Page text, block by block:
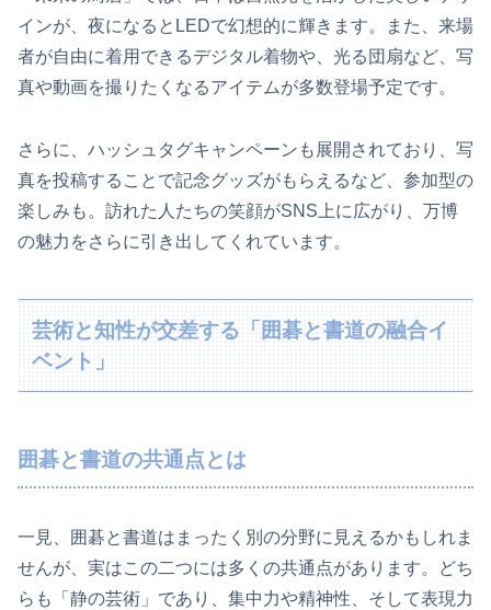
インが、夜になるとLEDで幻想的に輝きます。また、来場
者が自由に着用できるデジタル着物や、光る団扇など、写
真や動画を撮りたくなるアイテムが多数登場予定です。
さらに、ハッシュタグキャンペーンも展開されており、写
真を投稿することで記念グッズがもらえるなど、参加型の
楽しみも。訪れた人たちの笑顔がSNS上に広がり、万博
の魅力をさらに引き出してくれています。
芸術と知性が交差する「囲碁と書道の融合イ
ベント」
囲碁と書道の共通点とは
一見、囲碁と書道はまったく別の分野に見えるかもしれま
せんが、実はこの二つには多くの共通点があります。どち
らも「静の芸術」であり、集中力や精神性、そして表現力